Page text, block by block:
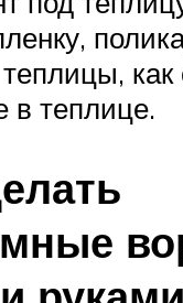
как
в теплице.